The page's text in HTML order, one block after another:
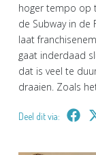
hoger tempo op
de Subway in de
laat
gaat inderdaad
dat is veel te
draaien. Zoals
Deel dit via: